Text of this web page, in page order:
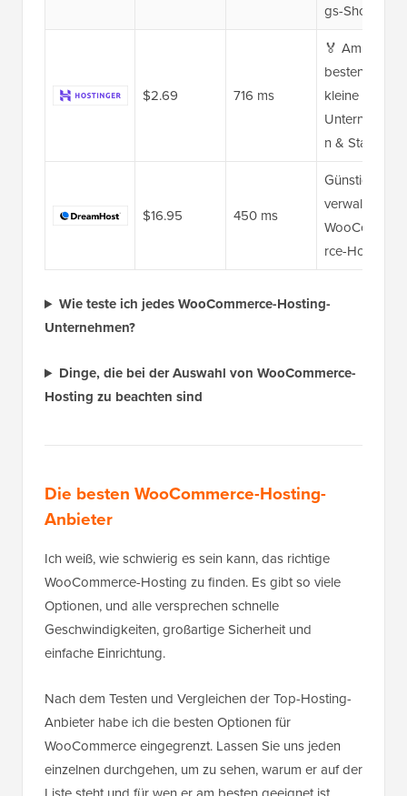
gs-Shops
$2.69 716 ms
🏅 Am
besten für
kleine
Unternehme
n & Startups
$16.95 450 ms
Günstiges
verwaltetes
WooComme
rce-Hosting
Wie teste ich jedes WooCommerce-Hosting-
Unternehmen?
Dinge, die bei der Auswahl von WooCommerce-
Hosting zu beachten sind
Die besten WooCommerce-Hosting-
Anbieter
Ich weiß, wie schwierig es sein kann, das richtige
WooCommerce-Hosting zu finden. Es gibt so viele
Optionen, und alle versprechen schnelle
Geschwindigkeiten, großartige Sicherheit und
einfache Einrichtung.
Nach dem Testen und Vergleichen der Top-Hosting-
Anbieter habe ich die besten Optionen für
WooCommerce eingegrenzt. Lassen Sie uns jeden
einzelnen durchgehen, um zu sehen, warum er auf der